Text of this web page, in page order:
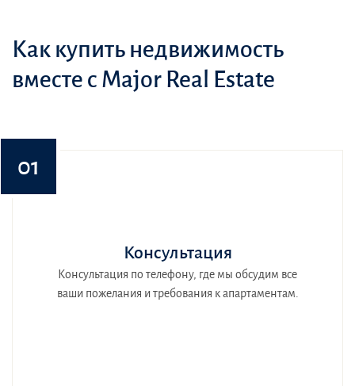
Как купить недвижимость
вместе с Major Real Estate
01
Консультация
Консультация по телефону, где мы обсудим все
ваши пожелания и требования к апартаментам.